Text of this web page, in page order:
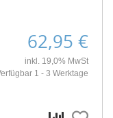
62,95 €
inkl. 19,0% MwSt
1 - 3 Werktage